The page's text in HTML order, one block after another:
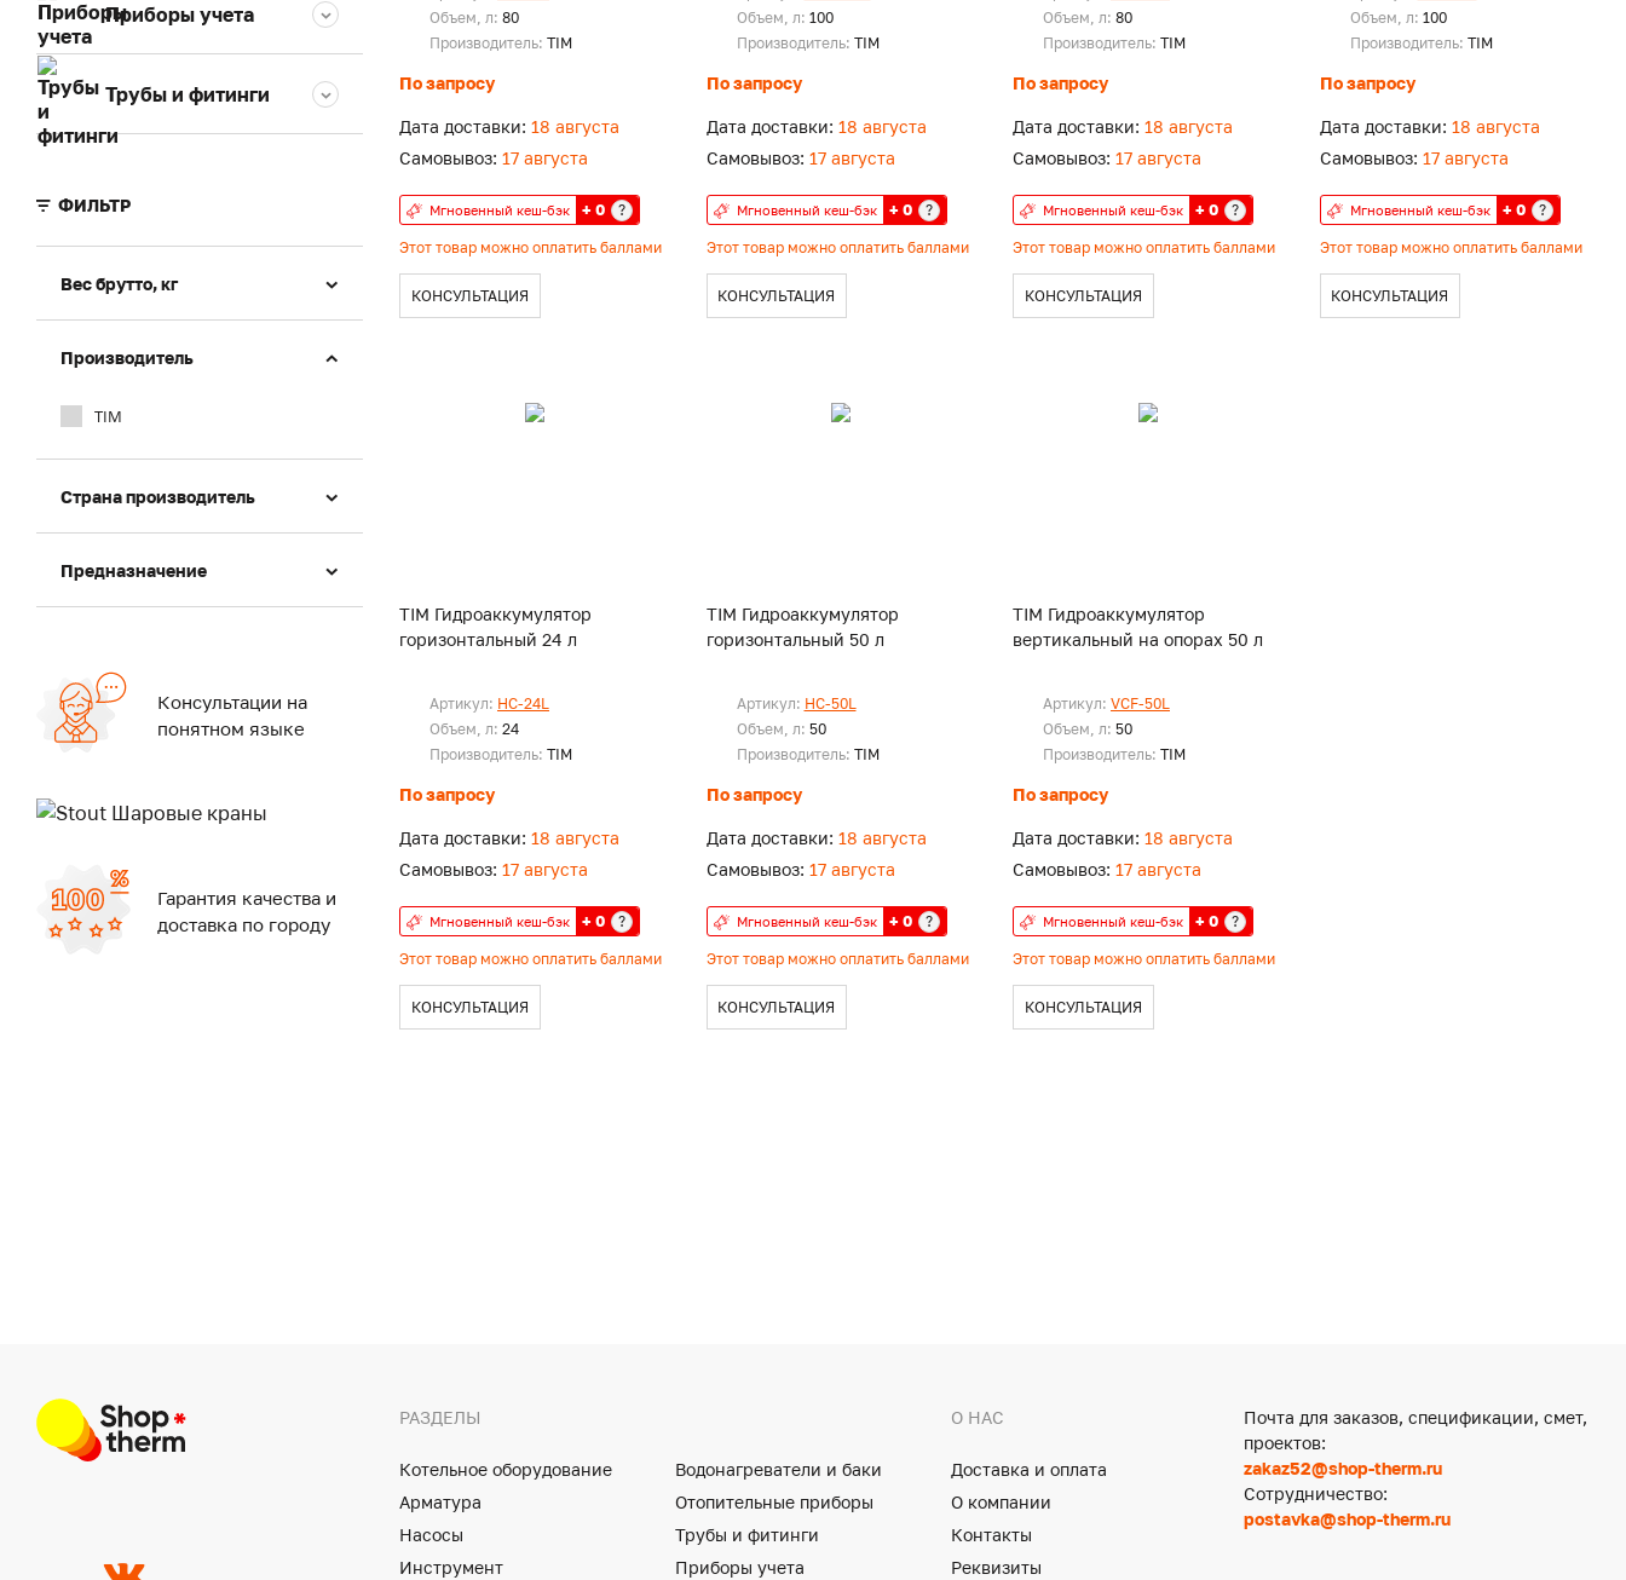
Приборы учета
Трубы и фитинги
ФИЛЬТР
Вес брутто, кг
Производитель
TIM
Страна производитель
Предназначение
Консультации на
понятном языке
Гарантия качества и
доставка по городу
Объем, л: 80
Производитель: TIM
По запросу
Дата доставки: 18 августа
Самовывоз: 17 августа
Мгновенный кеш-бэк + 0 ?
Этот товар можно оплатить баллами
КОНСУЛЬТАЦИЯ
Объем, л: 100
Производитель: TIM
По запросу
Дата доставки: 18 августа
Самовывоз: 17 августа
Мгновенный кеш-бэк + 0 ?
Этот товар можно оплатить баллами
КОНСУЛЬТАЦИЯ
Объем, л: 80
Производитель: TIM
По запросу
Дата доставки: 18 августа
Самовывоз: 17 августа
Мгновенный кеш-бэк + 0 ?
Этот товар можно оплатить баллами
КОНСУЛЬТАЦИЯ
Объем, л: 100
Производитель: TIM
По запросу
Дата доставки: 18 августа
Самовывоз: 17 августа
Мгновенный кеш-бэк + 0 ?
Этот товар можно оплатить баллами
КОНСУЛЬТАЦИЯ
TIM Гидроаккумулятор
горизонтальный 24 л
Артикул: HC-24L
Объем, л: 24
Производитель: TIM
По запросу
Дата доставки: 18 августа
Самовывоз: 17 августа
Мгновенный кеш-бэк + 0 ?
Этот товар можно оплатить баллами
КОНСУЛЬТАЦИЯ
TIM Гидроаккумулятор
горизонтальный 50 л
Артикул: HC-50L
Объем, л: 50
Производитель: TIM
По запросу
Дата доставки: 18 августа
Самовывоз: 17 августа
Мгновенный кеш-бэк + 0 ?
Этот товар можно оплатить баллами
КОНСУЛЬТАЦИЯ
TIM Гидроаккумулятор
вертикальный на опорах 50 л
Артикул: VCF-50L
Объем, л: 50
Производитель: TIM
По запросу
Дата доставки: 18 августа
Самовывоз: 17 августа
Мгновенный кеш-бэк + 0 ?
Этот товар можно оплатить баллами
КОНСУЛЬТАЦИЯ
РАЗДЕЛЫ
Котельное оборудование
Водонагреватели и баки
Арматура
Отопительные приборы
Насосы
Трубы и фитинги
Инструмент
Приборы учета
О НАС
Доставка и оплата
О компании
Контакты
Реквизиты
Почта для заказов, спецификации, смет,
проектов:
zakaz52@shop-therm.ru
Сотрудничество:
postavka@shop-therm.ru